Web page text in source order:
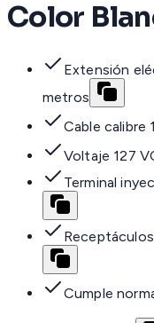
Color
Extensión
metros
Cable calibre
Voltaje 127
Terminal
Cumple